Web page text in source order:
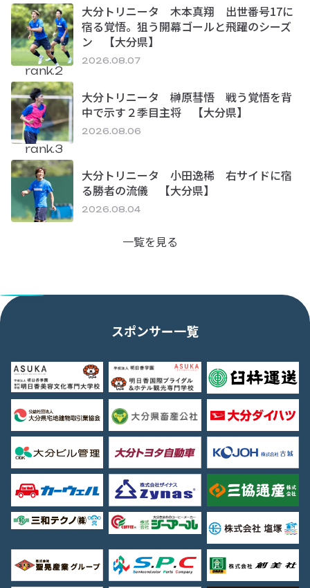
大分トリニータ 木本真翔 出世番号17に
宿る覚悟。狙う開幕ゴールと飛躍のシーズ
ン 【大分県】
2026.08.07
rank.2
大分トリニータ 榊原彗悟 戦う覚悟を背
中で示す２季目主将 【大分県】
2026.08.06
rank.3
大分トリニータ 小田逸稀 右サイドに宿
る勝者の流儀 【大分県】
2026.08.04
一覧を見る
スポンサー一覧